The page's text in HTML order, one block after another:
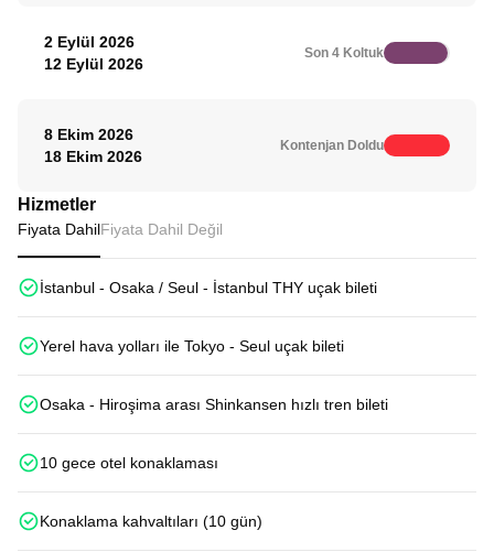
2 Eylül 2026
12 Eylül 2026
Son 4 Koltuk
8 Ekim 2026
18 Ekim 2026
Kontenjan Doldu
Hizmetler
Fiyata DahilFiyata Dahil Değil
İstanbul - Osaka / Seul - İstanbul THY uçak bileti
Yerel hava yolları ile Tokyo - Seul uçak bileti
Osaka - Hiroşima arası Shinkansen hızlı tren bileti
10 gece otel konaklaması
Konaklama kahvaltıları (10 gün)